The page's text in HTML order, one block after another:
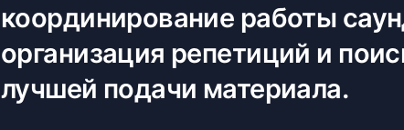
координирование работы
организация репетиций и
лучшей подачи материала.